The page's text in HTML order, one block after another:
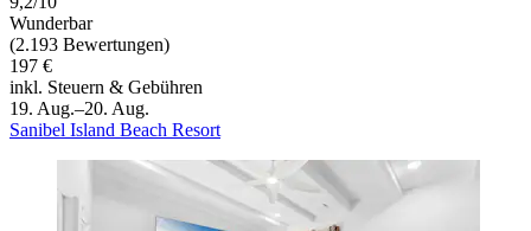
Wunderbar
(2.193 Bewertungen)
197 €
inkl. Steuern & Gebühren
19. Aug.–20. Aug.
Sanibel Island Beach Resort